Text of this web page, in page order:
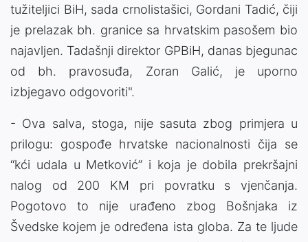
tužiteljici BiH, sada crnolistašici, Gordani Tadić, čiji
je prelazak bh. granice sa hrvatskim pasošem bio
najavljen. Tadašnji direktor GPBiH, danas bjegunac
od bh. pravosuđa, Zoran Galić, je uporno
izbjegavo odgovoriti".
- Ova salva, stoga, nije sasuta zbog primjera u
prilogu: gospođe hrvatske nacionalnosti čija se
“kći udala u Metković” i koja je dobila prekršajni
nalog od 200 KM pri povratku s vjenčanja.
Pogotovo to nije urađeno zbog Bošnjaka iz
Švedske kojem je određena ista globa. Za te ljude